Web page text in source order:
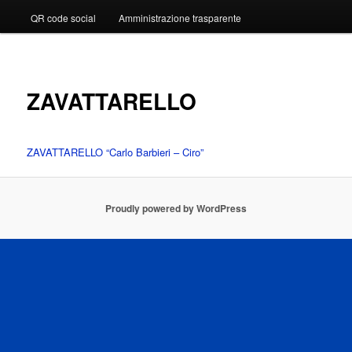
QR code social Amministrazione trasparente
ZAVATTARELLO
ZAVATTARELLO “Carlo Barbieri – Ciro”
Proudly powered by WordPress